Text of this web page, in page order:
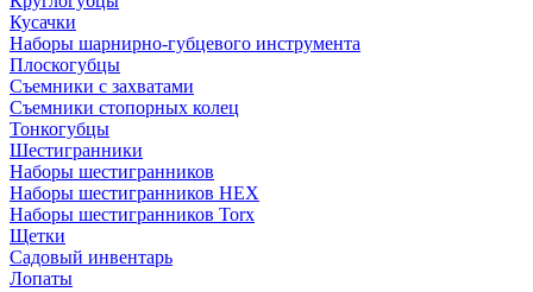
Кусачки
Наборы шарнирно-губцевого инструмента
Плоскогубцы
Съемники с захватами
Съемники стопорных колец
Тонкогубцы
Шестигранники
Наборы шестигранников
Наборы шестигранников HEX
Наборы шестигранников Torx
Щетки
Садовый инвентарь
Лопаты